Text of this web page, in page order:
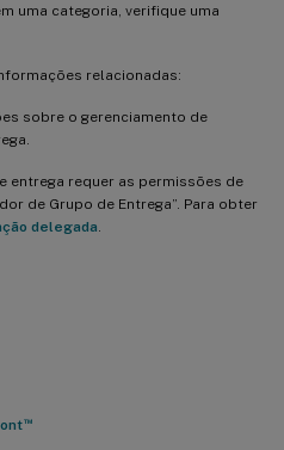
uma categoria, verifique uma
relacionadas:
sobre o gerenciamento de
entrega requer as permissões de
de Grupo de Entrega”. Para obter
delegada
™